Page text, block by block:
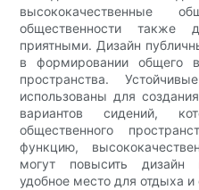
высококачественные
общественности также
приятными. Дизайн
в формировании общего
пространства.
использованы для
вариантов сидений,
общественного
функцию,
могут повысить дизайн
удобное место для отдыха и